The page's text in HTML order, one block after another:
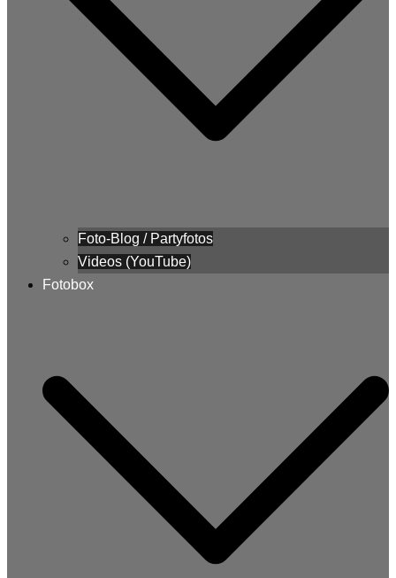
Foto-Blog / Partyfotos
Videos (YouTube)
Fotobox